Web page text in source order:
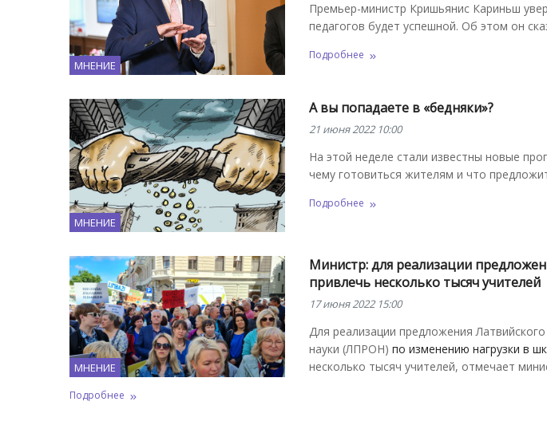
МНЕНИЕ
Премьер-министр Кришьянис Кариньш
педагогов будет успешной. Об этом он
Подробнее
МНЕНИЕ
А вы попадаете в «бедняки»?
21 июня 2022 10:00
На этой неделе стали известны новые
чему готовиться жителям и что
Подробнее
МНЕНИЕ
Министр: для реализации
привлечь несколько тысяч учителей
17 июня 2022 15:00
Для реализации предложения
науки (ЛПРОН) по изменению нагрузки в
несколько тысяч учителей, отмечает
Подробнее